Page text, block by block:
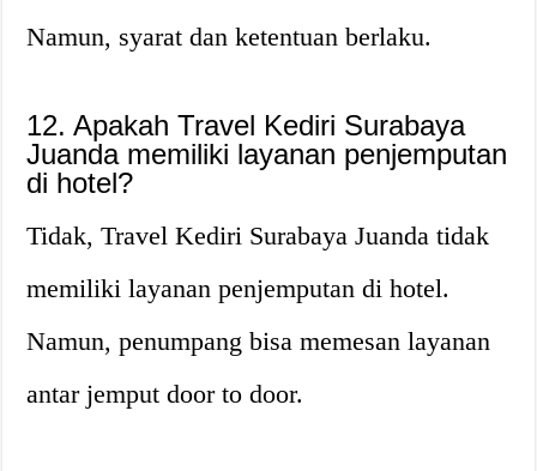
Namun, syarat dan ketentuan berlaku.
12. Apakah Travel Kediri Surabaya
Juanda memiliki layanan penjemputan
di hotel?
Tidak, Travel Kediri Surabaya Juanda tidak
memiliki layanan penjemputan di hotel.
Namun, penumpang bisa memesan layanan
antar jemput door to door.